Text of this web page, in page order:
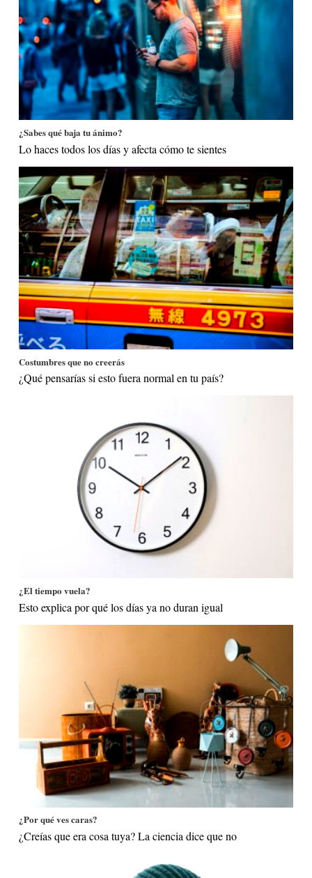
¿Sabes qué baja tu ánimo?
Lo haces todos los días y afecta cómo te sientes
Costumbres que no creerás
¿Qué pensarías si esto fuera normal en tu país?
¿El tiempo vuela?
Esto explica por qué los días ya no duran igual
¿Por qué ves caras?
¿Creías que era cosa tuya? La ciencia dice que no